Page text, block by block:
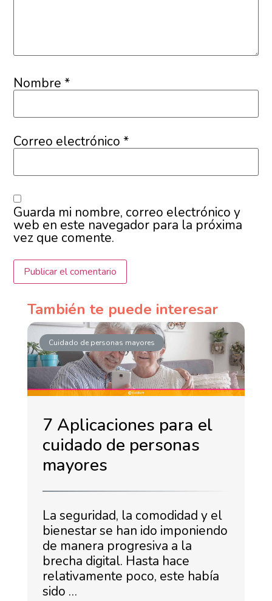
Nombre*
Correo electrónico*
Guarda mi nombre, correo electrónico y
web en este navegador para la próxima
vez que comente.
También te puede interesar
Cuidado de personas mayores
7 Aplicaciones para el
cuidado de personas
mayores
La seguridad, la comodidad y el
bienestar se han ido imponiendo
de manera progresiva a la
brecha digital. Hasta hace
relativamente poco, este había
sido …